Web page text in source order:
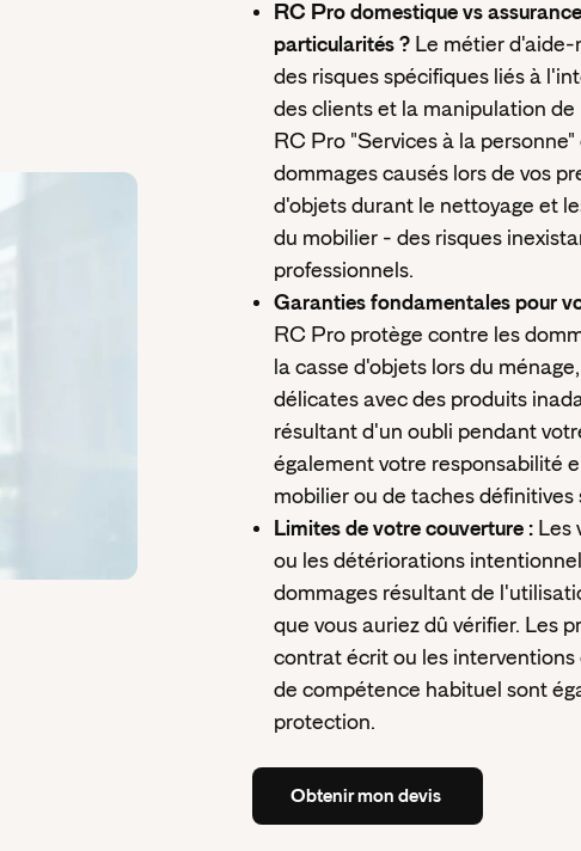
RC Pro domestique vs
particularités ? Le métier
des risques spécifiques liés à
des clients et la manipulation de
RC Pro "Services à la
dommages causés lors de vos
d'objets durant le nettoyage et
du mobilier - des risques
professionnels.
Garanties fondamentales pour
RC Pro protège contre les
la casse d'objets lors du
délicates avec des produits
résultant d'un oubli pendant
également votre responsabilité
mobilier ou de taches définitives
Limites de votre couverture : Les
ou les détériorations
dommages résultant de
que vous auriez dû vérifier. Les
contrat écrit ou les
de compétence habituel sont
protection.
Obtenirmon devis